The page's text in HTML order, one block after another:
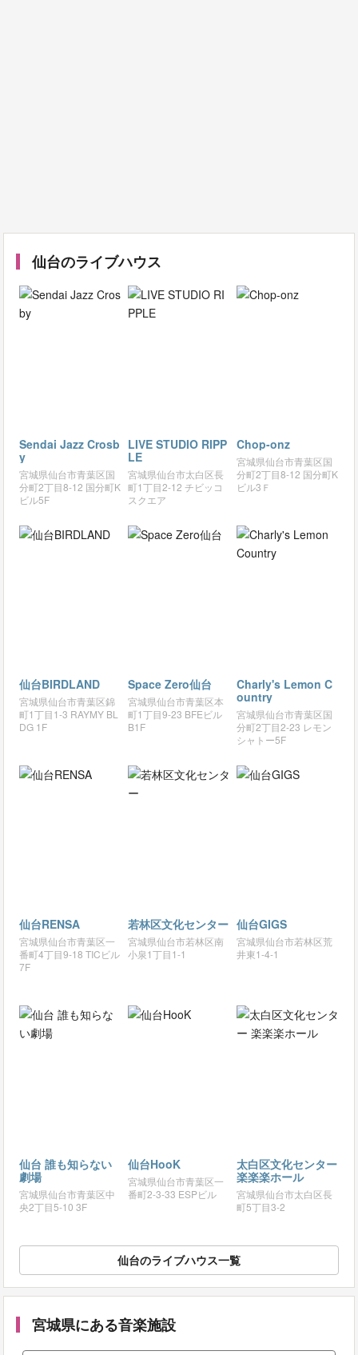
仙台のライブハウス
Sendai Jazz Crosb
y
宮城県仙台市青葉区国
分町2丁目8-12 国分町K
ビル5F
LIVE STUDIO RIPP
LE
宮城県仙台市太白区長
町1丁目2-12 チビッコ
スクエア
Chop-onz
宮城県仙台市青葉区国
分町2丁目8-12 国分町K
ビル3Ｆ
仙台BIRDLAND
宮城県仙台市青葉区錦
町1丁目1-3 RAYMY BL
DG 1F
Space Zero仙台
宮城県仙台市青葉区本
町1丁目9-23 BFEビル
B1F
Charly's Lemon C
ountry
宮城県仙台市青葉区国
分町2丁目2-23 レモン
シャトー5F
仙台RENSA
宮城県仙台市青葉区一
番町4丁目9-18 TICビル
7F
若林区文化センター
宮城県仙台市若林区南
小泉1丁目1-1
仙台GIGS
宮城県仙台市若林区荒
井東1-4-1
仙台 誰も知らない
劇場
宮城県仙台市青葉区中
央2丁目5-10 3F
仙台HooK
宮城県仙台市青葉区一
番町2-3-33 ESPビル
太白区文化センター
楽楽楽ホール
宮城県仙台市太白区長
町5丁目3-2
仙台のライブハウス一覧
宮城県にある音楽施設